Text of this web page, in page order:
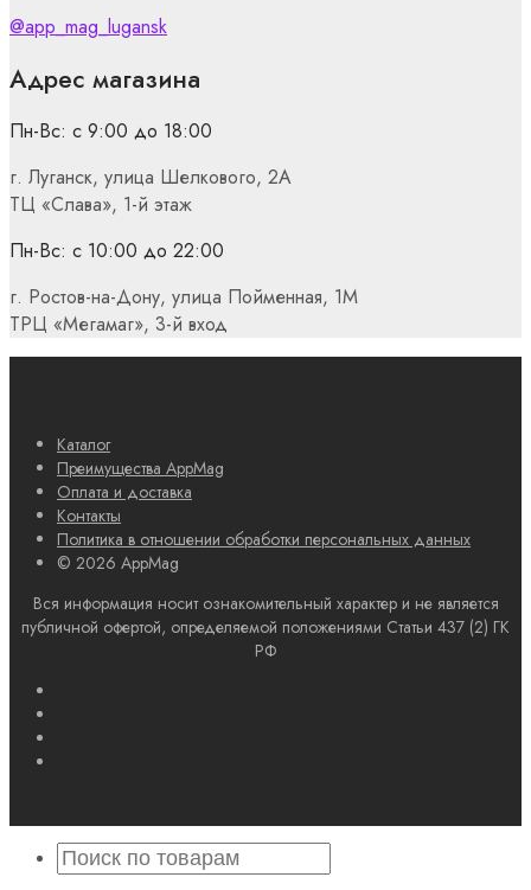
@app_mag_lugansk
Адрес магазина
Пн-Вс: с 9:00 до 18:00
г. Луганск, улица Шелкового, 2А
ТЦ «Слава», 1-й этаж
Пн-Вс: с 10:00 до 22:00
г. Ростов-на-Дону, улица Пойменная, 1М
ТРЦ «Мегамаг», 3-й вход
Каталог
Преимущества AppMag
Оплата и доставка
Контакты
Политика в отношении обработки персональных данных
© 2026 AppMag
Вся информация носит ознакомительный характер и не является
публичной офертой, определяемой положениями Статьи 437 (2) ГК
РФ